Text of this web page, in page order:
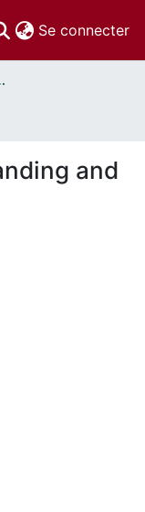
Se connecter
Theses
and